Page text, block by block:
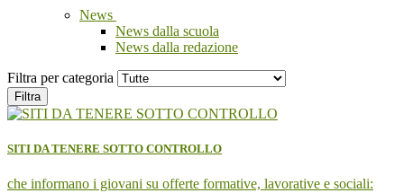
News
News dalla scuola
News dalla redazione
Filtra per categoria
Filtra
SITI DA TENERE SOTTO CONTROLLO
che informano i giovani su offerte formative, lavorative e sociali: